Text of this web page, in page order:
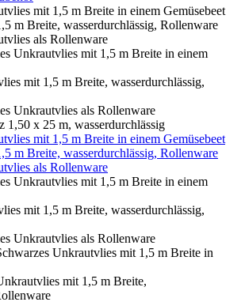
1,50 x 25 m, wasserdurchlässig